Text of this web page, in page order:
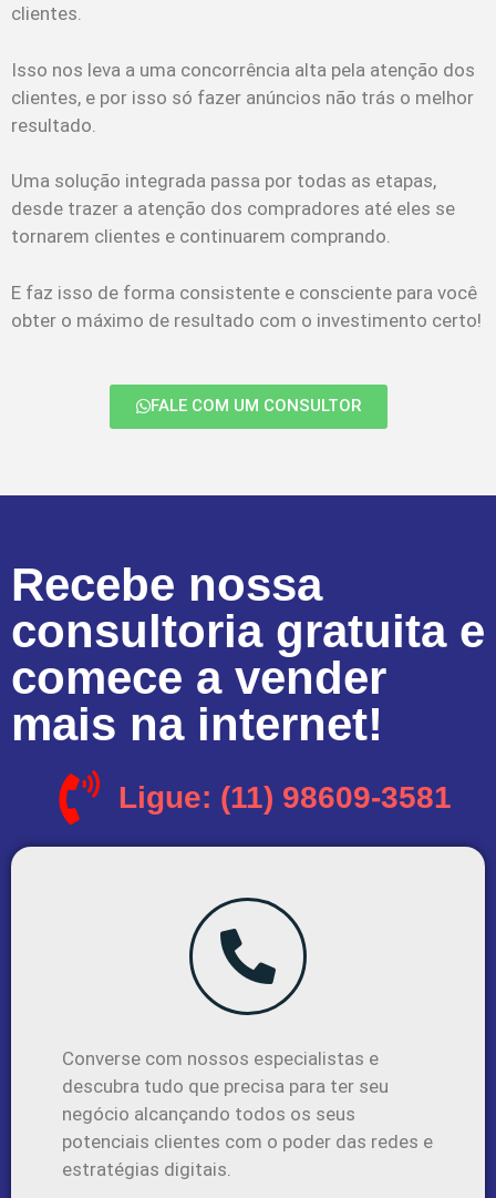
clientes.
Isso nos leva a uma concorrência alta pela atenção dos
clientes, e por isso só fazer anúncios não trás o melhor
resultado.
Uma solução integrada passa por todas as etapas,
desde trazer a atenção dos compradores até eles se
tornarem clientes e continuarem comprando.
E faz isso de forma consistente e consciente para você
obter o máximo de resultado com o investimento certo!
FALE COM UM CONSULTOR
Recebe nossa
consultoria gratuita e
comece a vender
mais na internet!
Ligue: (11) 98609-3581
Converse com nossos especialistas e
descubra tudo que precisa para ter seu
negócio alcançando todos os seus
potenciais clientes com o poder das redes e
estratégias digitais.